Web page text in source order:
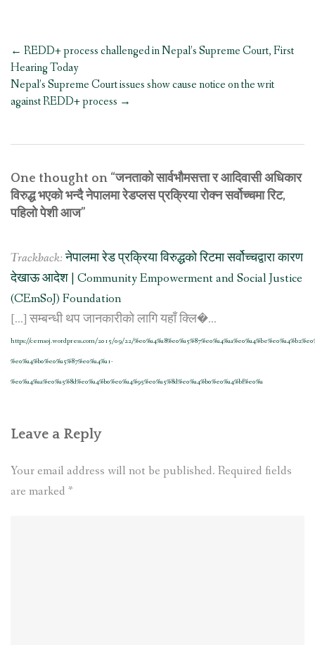
Post
navigation
← REDD+ process challenged in Nepal’s Supreme Court, First
Hearing Today
Nepal’s Supreme Court issues show cause notice on the writ
against REDD+ process →
One thought on “जनताको सार्वभौमसत्ता र आदिवासी अधिकार
विरुद्ध भएको भन्दै नेपालमा रेडप्लस प्रक्रिया रोक्न सर्वोच्चमा रिट,
पहिलो पेशी आज”
Trackback: नेपालमा रेड प्रक्रिया विरुद्धको रिटमा सर्वोच्चद्वारा कारण
देखाऊ आदेश | Community Empowerment and Social Justice
(CEmSoJ) Foundation
[…] सम्बन्धी थप जानकारीको लागि यहाँ क्लि�...
https://cemsoj.wordpress.com/2015/09/22/
%e0%a4%b0%e0%a5%87%e0%a4%a1-
%e0%a4%aa%e0%a5%8d%e0%a4%b0%e0%a4%95%e0%a5%8d%e0%a4%b0%e0%a4%bf%e0%a
Leave a Reply
Your email address will not be published. Required fields
are marked *